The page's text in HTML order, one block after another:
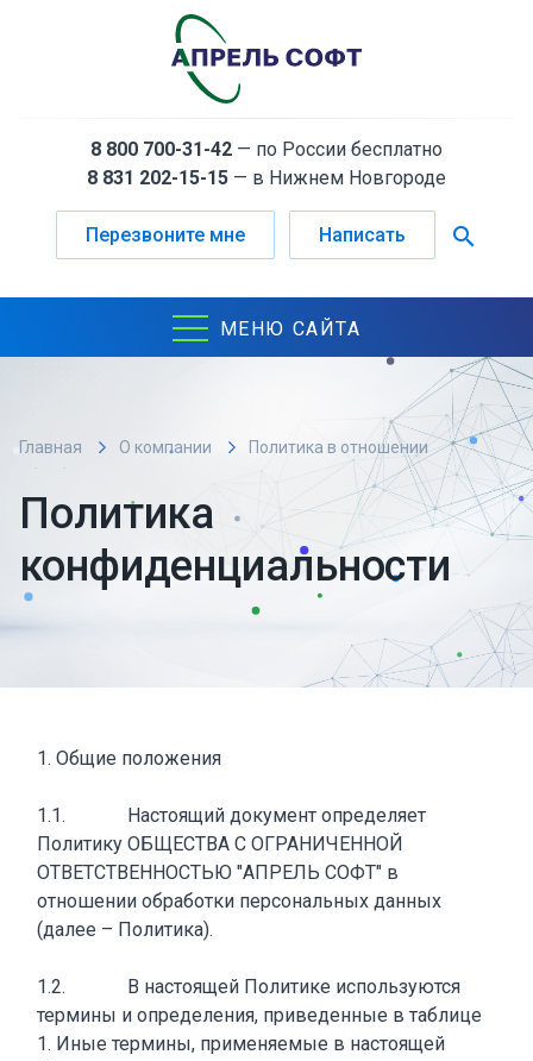
8 800 700-31-42 — по России бесплатно
8 831 202-15-15 — в Нижнем Новгороде
Перезвоните мне Написать search
МЕНЮ САЙТА
Главная О компании
Политика в отношении
обработки персональных данных в ООО "АПРЕЛЬ
СОФТ"
Политика
конфиденциальности
1. Общие положения
1.1. Настоящий документ определяет
Политику ОБЩЕСТВА С ОГРАНИЧЕННОЙ
ОТВЕТСТВЕННОСТЬЮ "АПРЕЛЬ СОФТ" в
отношении обработки персональных данных
(далее – Политика).
1.2. В настоящей Политике используются
термины и определения, приведенные в таблице
1. Иные термины, применяемые в настоящей